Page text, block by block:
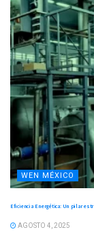
WEN MÉXICO
Eficiencia Energética: Un pilar
AGOSTO 4, 2025